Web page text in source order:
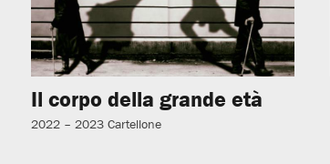
Il corpo della grande età
2022 – 2023 Cartellone